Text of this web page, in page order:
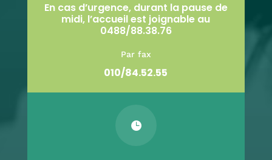
En cas d’urgence, durant la pause de
midi, l’accueil est joignable au
0488/88.38.76
Par fax
010/84.52.55
